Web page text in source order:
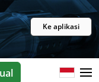
Ke aplikasi